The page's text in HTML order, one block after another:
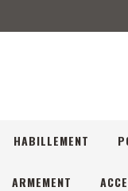
HABILLEMENT
ARMEMENT